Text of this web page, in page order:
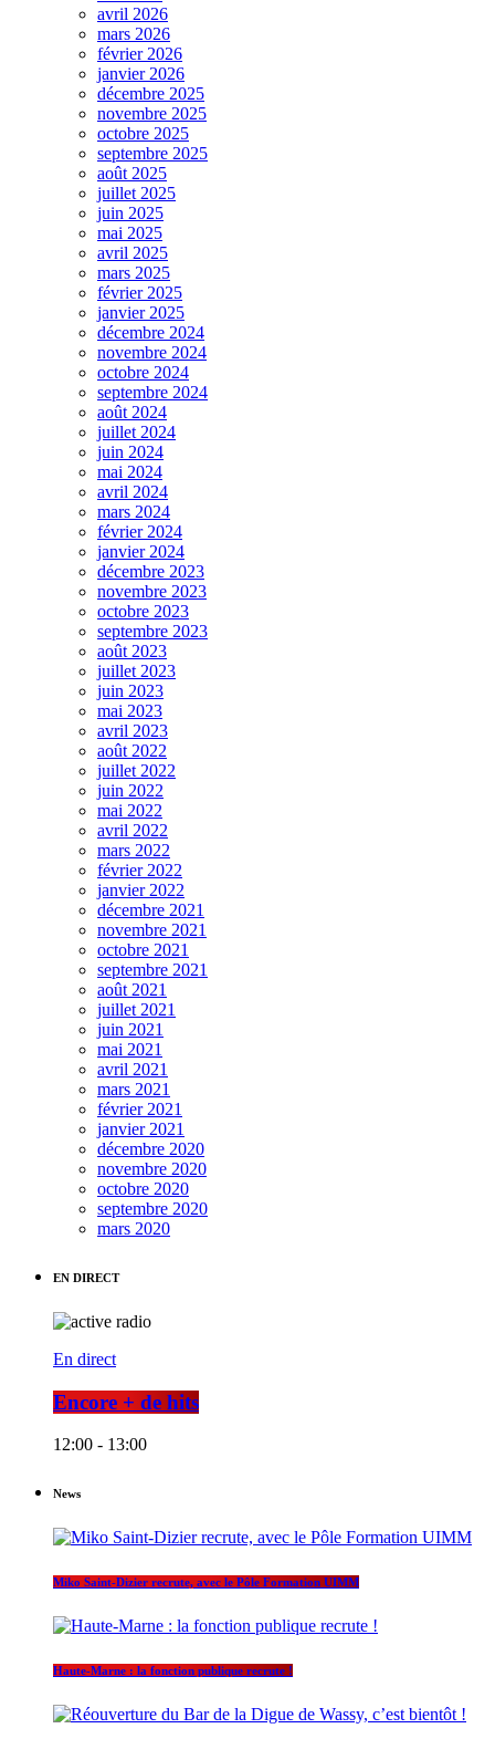
avril 2026
mars 2026
février 2026
janvier 2026
décembre 2025
novembre 2025
octobre 2025
septembre 2025
août 2025
juillet 2025
juin 2025
mai 2025
avril 2025
mars 2025
février 2025
janvier 2025
décembre 2024
novembre 2024
octobre 2024
septembre 2024
août 2024
juillet 2024
juin 2024
mai 2024
avril 2024
mars 2024
février 2024
janvier 2024
décembre 2023
novembre 2023
octobre 2023
septembre 2023
août 2023
juillet 2023
juin 2023
mai 2023
avril 2023
août 2022
juillet 2022
juin 2022
mai 2022
avril 2022
mars 2022
février 2022
janvier 2022
décembre 2021
novembre 2021
octobre 2021
septembre 2021
août 2021
juillet 2021
juin 2021
mai 2021
avril 2021
mars 2021
février 2021
janvier 2021
décembre 2020
novembre 2020
octobre 2020
septembre 2020
mars 2020
EN DIRECT
En direct
Encore + de hits
12:00 - 13:00
News
Miko Saint-Dizier recrute, avec le Pôle Formation UIMM
Haute-Marne : la fonction publique recrute !